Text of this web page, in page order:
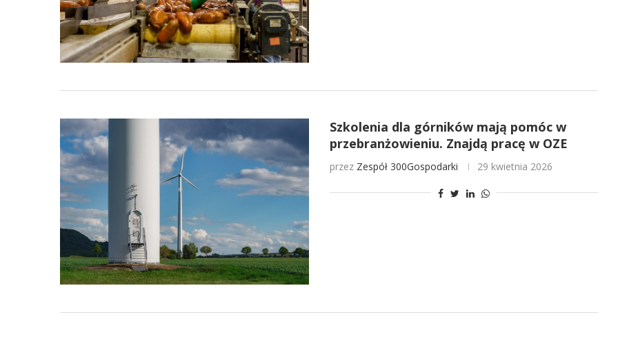
Szkolenia dla górników mają pomóc w
przebranżowieniu. Znajdą pracę w OZE
przez Zespół 300Gospodarki 29 kwietnia 2026